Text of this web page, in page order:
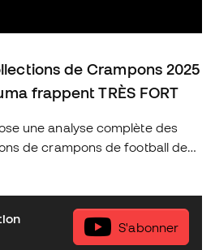
de Crampons 2025
frappent TRÈS FORT
une analyse complète des
de crampons de football de
le jeu et quels sont les
type de joueur. As-tu déjà
nous ton avis en
S'abonner